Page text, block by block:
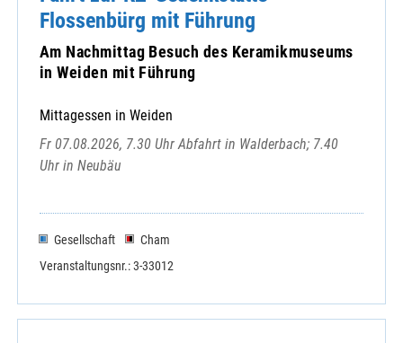
Grafenwiesen - Hl.Dreifaltigkeit
Haibühl/Arrach - St. Wolfgang
Harrling/Zandt - St. Bartholomäus
Heinrichskirchen - St. Nikolaus
Hohenwarth - St. Johannes der Täufer
KEB im Bistum Regensburg e.V.
Lam - St. Ulrich
Lohberg - St. Walburga
Michelsneukirchen - St. Michael
Miltach - St. Martin
Neukirchen b. Hl. Blut - Mariä Geburt
Flossenbürg mit Führung
Am Nachmittag Besuch des Keramikmuseums
in Weiden mit Führung
Mittagessen in Weiden
Fr 07.08.2026, 7.30 Uhr Abfahrt in Walderbach; 7.40
Uhr in Neubäu
Gesellschaft
Cham
Veranstaltungsnr.: 3-33012